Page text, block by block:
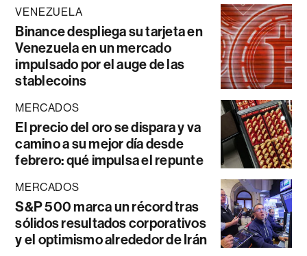
VENEZUELA
Binance despliega su tarjeta en
Venezuela en un mercado
impulsado por el auge de las
stablecoins
MERCADOS
El precio del oro se dispara y va
camino a su mejor día desde
febrero: qué impulsa el repunte
MERCADOS
S&P 500 marca un récord tras
sólidos resultados corporativos
y el optimismo alrededor de Irán